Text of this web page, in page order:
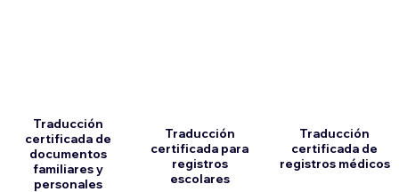
Traducción
certificada de
documentos
familiares y
personales
Traducción
certificada para
registros
escolares
Traducción
certificada de
registros médicos